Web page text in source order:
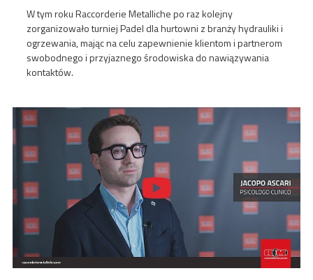
W tym roku Raccorderie Metalliche po raz kolejny
zorganizowało turniej Padel dla hurtowni z branży hydrauliki i
ogrzewania, mając na celu zapewnienie klientom i partnerom
swobodnego i przyjaznego środowiska do nawiązywania
kontaktów.